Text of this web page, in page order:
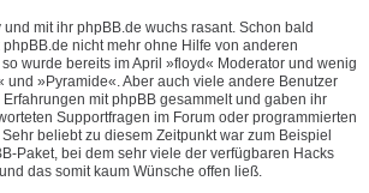
mit ihr phpBB.de wuchs rasant. Schon bald
nicht mehr ohne Hilfe von anderen
wurde bereits im April »floyd« Moderator und wenig
und »Pyramide«. Aber auch viele andere Benutzer
mit phpBB gesammelt und gaben ihr
Supportfragen im Forum oder programmierten
beliebt zu diesem Zeitpunkt war zum Beispiel
Paket, bei dem sehr viele der verfügbaren Hacks
das somit kaum Wünsche offen ließ.